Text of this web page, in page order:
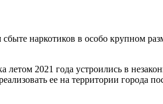
наркотиков в особо крупном
2021 года устроились в
ее на территории города